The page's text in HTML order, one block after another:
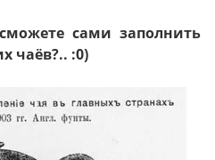
сами заполнить
чаёв?.. :0)